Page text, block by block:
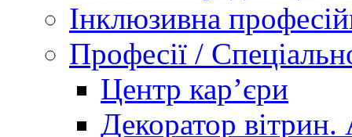
Інклюзивна
Професії /
Центр кар’єри
Декоратор вітрин.